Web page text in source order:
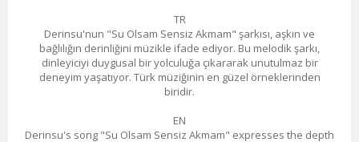
TR
Derinsu'nun "Su Olsam Sensiz Akmam" şarkısı, aşkın ve
bağlılığın derinliğini müzikle ifade ediyor. Bu melodik şarkı,
dinleyiciyi duygusal bir yolculuğa çıkararak unutulmaz bir
deneyim yaşatıyor. Türk müziğinin en güzel örneklerinden
biridir.
EN
Derinsu's song "Su Olsam Sensiz Akmam" expresses the depth